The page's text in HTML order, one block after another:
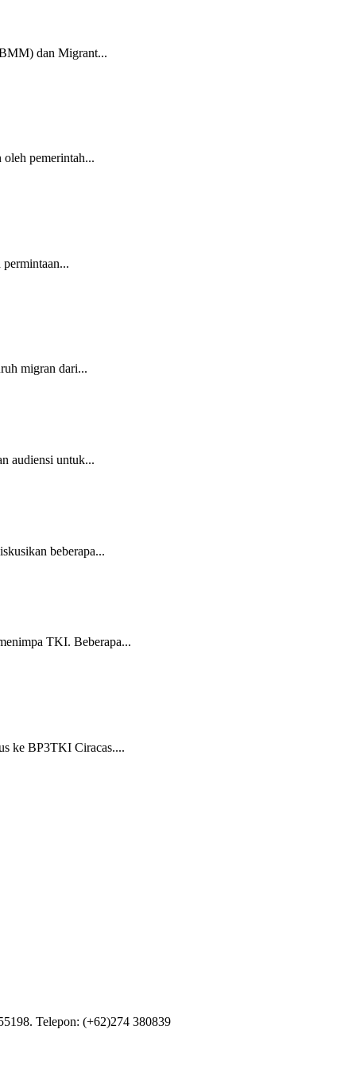
dan Migrant...
pemerintah...
migran dari...
audiensi untuk...
beberapa...
TKI. Beberapa...
ke BP3TKI Ciracas....
Telepon: (+62)274 380839